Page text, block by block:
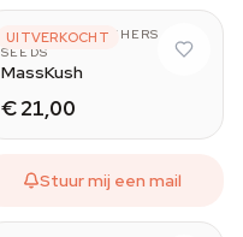
UITVERKOCHT
THE KUSH BROTHERS
SEEDS
MassKush
€ 21,00
Stuur mij een mail